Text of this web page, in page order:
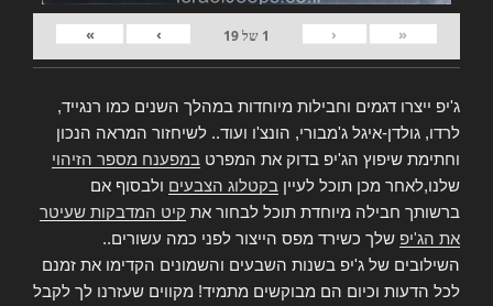
«
‹
1 של19
›
»
ג'יפ ייצרו דגמים וחבילות מיוחדות במהלך השנים כמו רנגייד,
לרדו, גולדן-איגל ג'מבורי, הונצ'ו ועוד.. לשיחזור המראה הנכון
וחתימת שיפוץ הג'יפ בדוק את המפרט במפענח מספר הזיהוי
שלנו,לאחר מכן תוכל לעיין בקטלוג הצבעים ולבסוף אם
ברשותך חבילה מיוחדת תוכל לבחור את קיט המדבקות שעיטר
את הג'יפ שלך כשירד מפס הייצור לפני כמה עשורים..
השילובים של ג'יפ בשנות השבעים והשמונים הקדימו את זמנם
לכל הדעות וכיום הם מבוקשים מתמיד! מקווים שעזרנו לך לקבל